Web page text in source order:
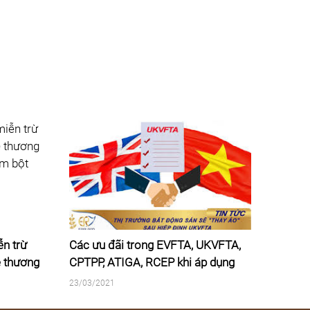
trừ
thương
bột
Các ưu đãi trong EVFTA, UKVFTA,
CPTPP, ATIGA, RCEP khi áp dụng
quy tắc XXHH mới
23/03/2021